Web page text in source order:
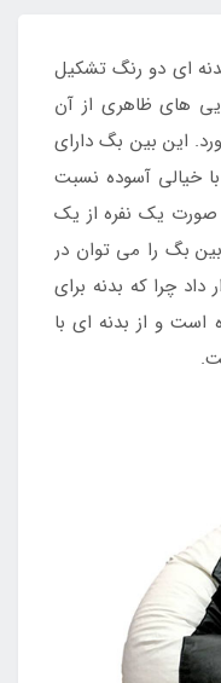
ای دو رنگ تشکیل
های ظاهری از آن
این بین بگ دارای
خیالی آسوده نسبت
صورت یک نفره از یک
بگ را می توان در
چرا که بدنه برای
و از بدنه ای با